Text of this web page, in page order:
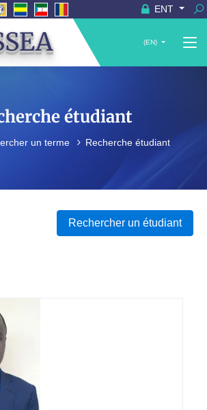
ENT
(EN)
étudiant
un terme Recherche étudiant
Rechercher un étudiant